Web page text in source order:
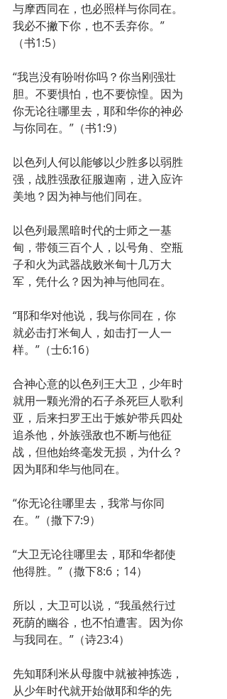
与摩西同在，也必照样与你同在。
我必不撇下你，也不丢弃你。”
（书1:5）
“我岂没有吩咐你吗？你当刚强壮
胆。不要惧怕，也不要惊惶。因为
你无论往哪里去，耶和华你的神必
与你同在。”（书1:9）
以色列人何以能够以少胜多以弱胜
强，战胜强敌征服迦南，进入应许
美地？因为神与他们同在。
以色列最黑暗时代的士师之一基
甸，带领三百个人，以号角、空瓶
子和火为武器战败米甸十几万大
军，凭什么？因为神与他同在。
“耶和华对他说，我与你同在，你
就必击打米甸人，如击打一人一
样。”（士6:16）
合神心意的以色列王大卫，少年时
就用一颗光滑的石子杀死巨人歌利
亚，后来扫罗王出于嫉妒带兵四处
追杀他，外族强敌也不断与他征
战，但他始终毫发无损，为什么？
因为耶和华与他同在。
“你无论往哪里去，我常与你同
在。”（撒下7:9）
“大卫无论往哪里去，耶和华都使
他得胜。”（撒下8:6；14）
所以，大卫可以说，“我虽然行过
死荫的幽谷，也不怕遭害。因为你
与我同在。”（诗23:4）
先知耶利米从母腹中就被神拣选，
从少年时代就开始做耶和华的先